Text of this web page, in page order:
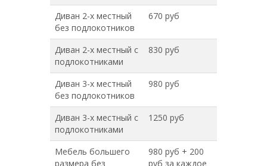
Диван 2-х местный
без подлокотников
670 руб
Диван 2-х местный с
подлокотниками
830 руб
Диван 3-х местный
без подлокотников
980 руб
Диван 3-х местный с
подлокотниками
1250 руб
Мебель большего
размера без
980 руб + 200
руб за каждое